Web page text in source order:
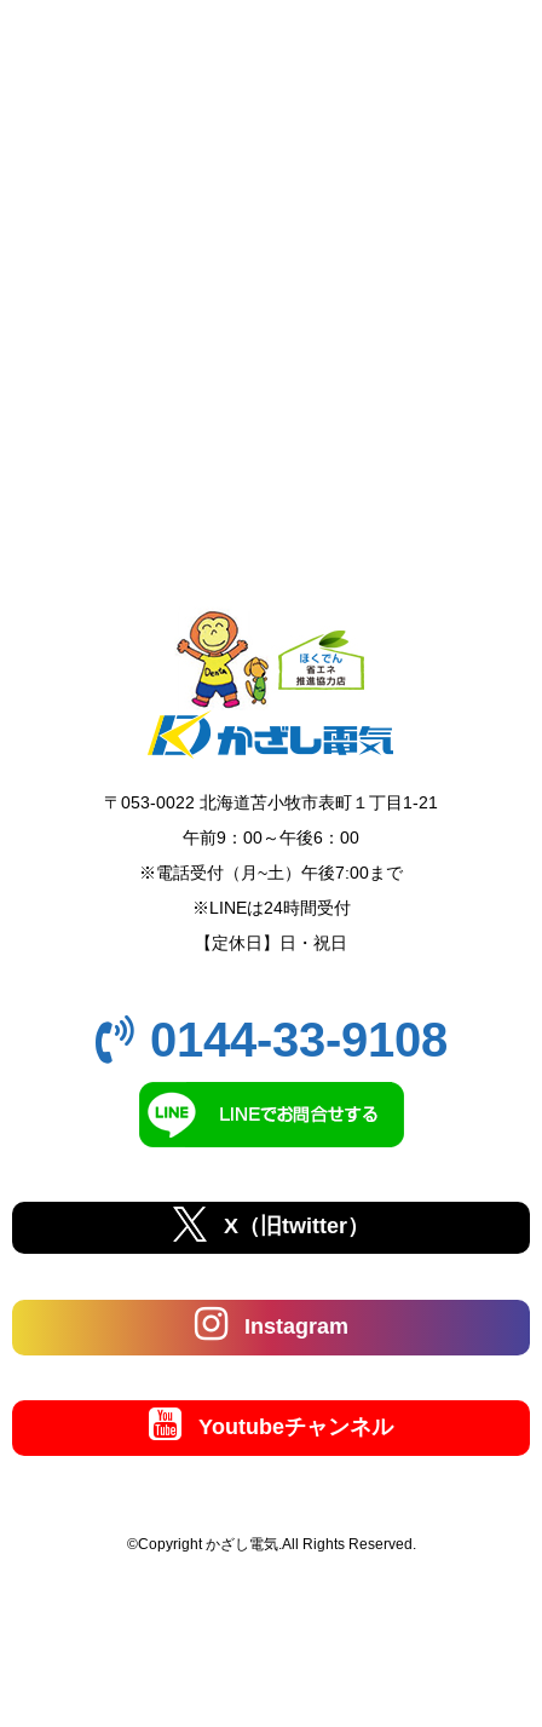
〒053-0022 北海道苫小牧市表町１丁目1-21
午前9：00～午後6：00
※電話受付（月~土）午後7:00まで
※LINEは24時間受付
【定休日】日・祝日
0144-33-9108
X（旧twitter）
Instagram
Youtubeチャンネル
©Copyright かざし電気.All Rights Reserved.